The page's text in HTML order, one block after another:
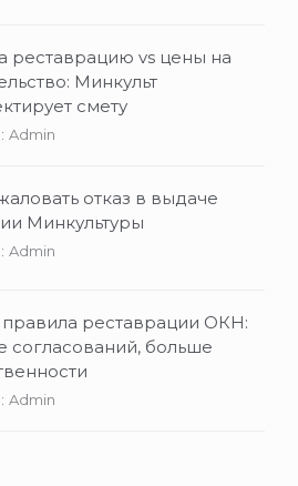
реставрацию vs цены на
Минкульт
смету
Admin
отказ в выдаче
Минкультуры
Admin
реставрации ОКН:
согласований, больше
Admin